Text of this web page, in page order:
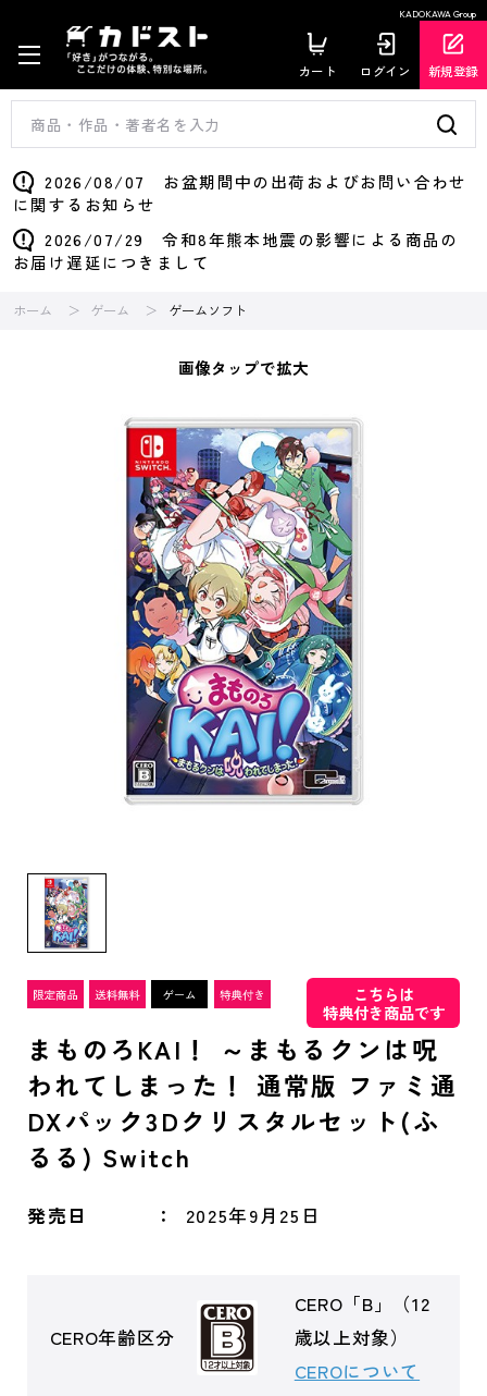
KADOKAWA Group
カート ログイン 新規登録
2026/08/07 お盆期間中の出荷およびお問い合わせ
に関するお知らせ
2026/07/29 令和8年熊本地震の影響による商品の
お届け遅延につきまして
ホーム ゲーム ゲームソフト
画像タップで拡大
こちらは
特典付き商品です
まものろKAI！ ～まもるクンは呪
われてしまった！ 通常版 ファミ通
DXパック3Dクリスタルセット(ふ
るる) Switch
発売日 2025年9月25日
CERO年齢区分
CERO「B」（12
歳以上対象）
CEROについて